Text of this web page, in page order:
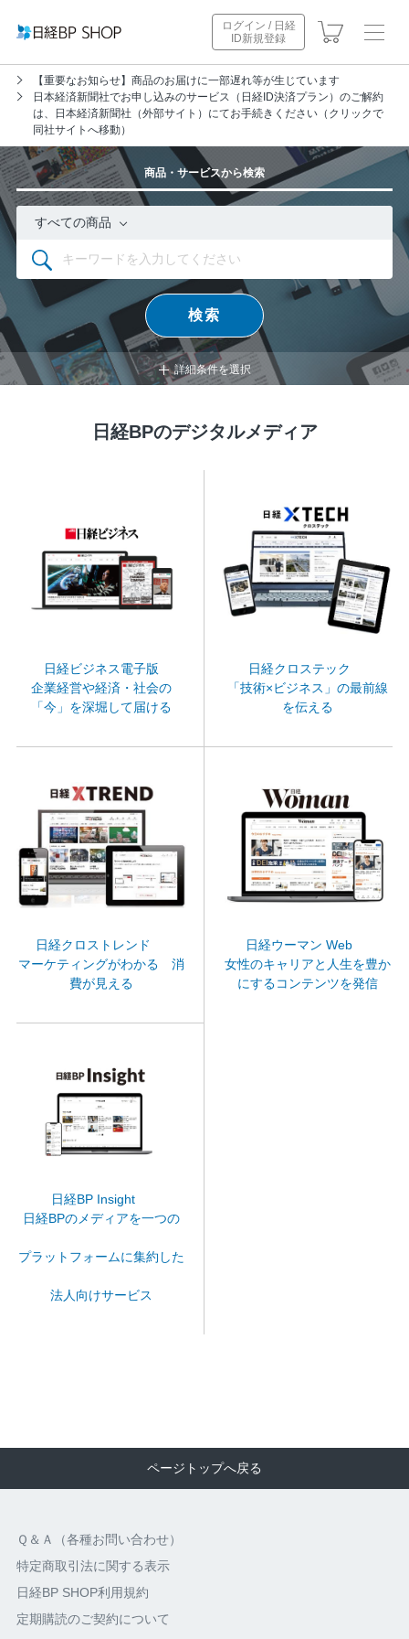
ログイン / 日経
ID新規登録
【重要なお知らせ】商品のお届けに一部遅れ等が生じています
日本経済新聞社でお申し込みのサービス（日経ID決済プラン）のご解約
は、日本経済新聞社（外部サイト）にてお手続きください（クリックで
同社サイトへ移動）
商品・サービスから検索
すべての商品
検索
詳細条件を選択
日経BPのデジタルメディア
日経ビジネス電子版
企業経営や経済・社会の
「今」を深堀して届ける
日経クロステック
「技術×ビジネス」の最前線
を伝える
日経クロストレンド
マーケティングがわかる 消
費が見える
日経ウーマン Web
女性のキャリアと人生を豊か
にするコンテンツを発信
日経BP Insight
日経BPのメディアを一つの
プラットフォームに集約した
法人向けサービス
ページトップへ戻る
Ｑ＆Ａ（各種お問い合わせ）
特定商取引法に関する表示
日経BP SHOP利用規約
定期購読のご契約について